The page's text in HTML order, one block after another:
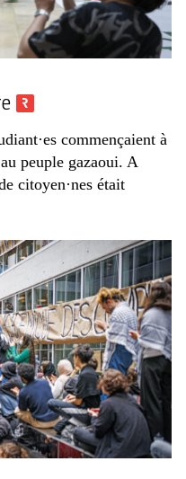
commençaient à
peuple gazaoui. A
citoyen·nes était